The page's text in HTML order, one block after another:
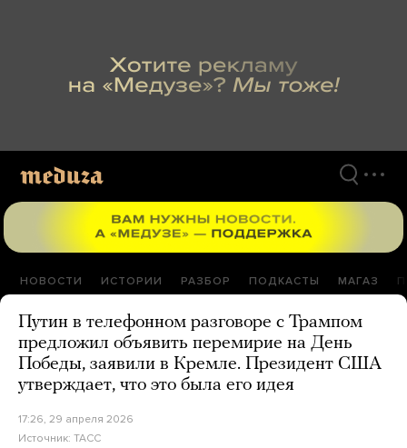
НОВОСТИ ИСТОРИИ РАЗБОР ПОДКАСТЫ МАГАЗ
Путин в телефонном разговоре с Трампом
предложил объявить перемирие на День
Победы, заявили в Кремле. Президент США
утверждает, что это была его идея
17:26, 29 апреля 2026
Источник: ТАСС